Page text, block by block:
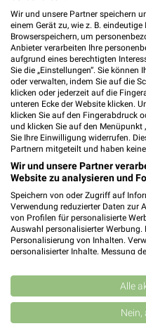
Weitere famila
und um Lauenburg
5 Geschäfte und Orte
famila
Geesthacht,
228,79 km
Lüneburg,
212,99 km
Wir und unsere Partner speichern
einem Gerät zu, wie z. B.
Browserspeichern, um
Anbieter verarbeiten Ihre
aufgrund eines berechtigten
Sie die „Einstellungen“. Sie
oder verwalten, indem Sie auf die
klicken oder jederzeit auf die
unteren Ecke der Website klicken.
klicken Sie auf den Fingerabdruck
und klicken Sie auf den Menüpunkt
Sie Ihre Einwilligung widerrufen.
Partnern mitgeteilt und haben
Wir und unsere Partner
Website zu analysieren und
Speichern von oder Zugriff auf
Verwendung reduzierter Daten zur
von Profilen für personalisierte
Auswahl personalisierter
Personalisierung von Inhalten.
personalisierter Inhalte. Messung
Kombinationen von Daten aus
Verbesserung der Angebote.
von Inhalten.
Daten können außerhalb der
USA gesendet werden.
Alle
Nein,